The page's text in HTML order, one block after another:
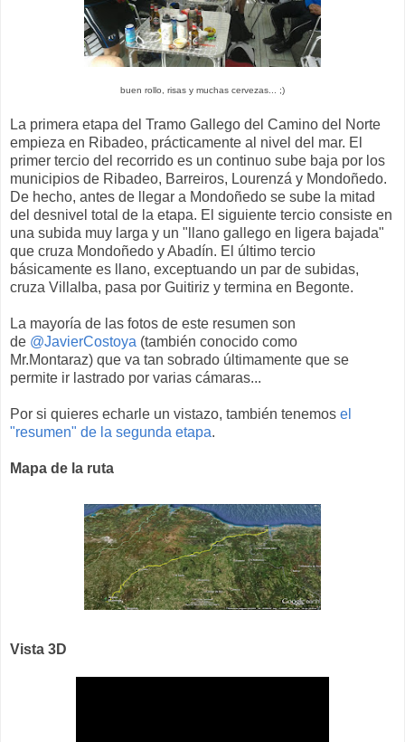
buen rollo, risas y muchas cervezas... ;)
La primera etapa del Tramo Gallego del Camino del Norte
empieza en Ribadeo, prácticamente al nivel del mar. El
primer tercio del recorrido es un continuo sube baja por los
municipios de Ribadeo, Barreiros, Lourenzá y Mondoñedo.
De hecho, antes de llegar a Mondoñedo se sube la mitad
del desnivel total de la etapa. El siguiente tercio consiste en
una subida muy larga y un "llano gallego en ligera bajada"
que cruza Mondoñedo y Abadín. El último tercio
básicamente es llano, exceptuando un par de subidas,
cruza Villalba, pasa por Guitiriz y termina en Begonte.
La mayoría de las fotos de este resumen son
de @JavierCostoya (también conocido como
Mr.Montaraz) que va tan sobrado últimamente que se
permite ir lastrado por varias cámaras...
Por si quieres echarle un vistazo, también tenemos el
"resumen" de la segunda etapa.
Mapa de la ruta
Vista 3D